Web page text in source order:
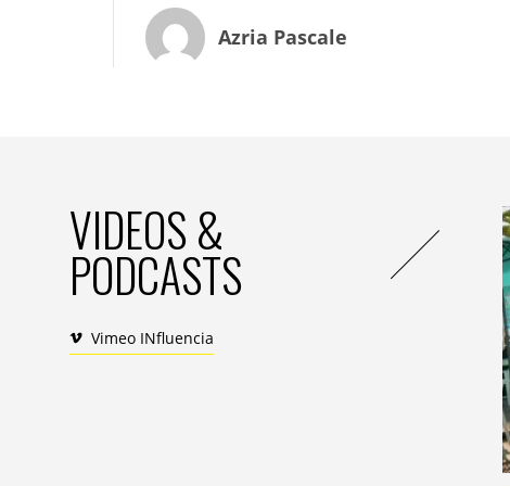
l’Écologie et les distributeurs en 2015.
contre le gaspillage alimentaire de 2013, en
grandes enseignes dans ce domaine.
dans son assiette doit être compatible avec
curiosité nous pousse à découvrir de
France une référence en matière de
La Tech à l’assaut du Food
La génération des millennials (18-34 ans),
comme son aînée, mais un loisir à part
exponentielle autour de tout ce qui touche
tablette et surtout le smartphone
consulte pour tout : trouver une recette,
restaurant, compter les calories d’un plat…
Azria Pascale
VIDEOS &
PODCASTS
Vimeo INfluencia